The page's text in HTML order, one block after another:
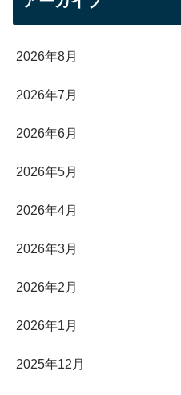
2026年8月
2026年7月
2026年6月
2026年5月
2026年4月
2026年3月
2026年2月
2026年1月
2025年12月